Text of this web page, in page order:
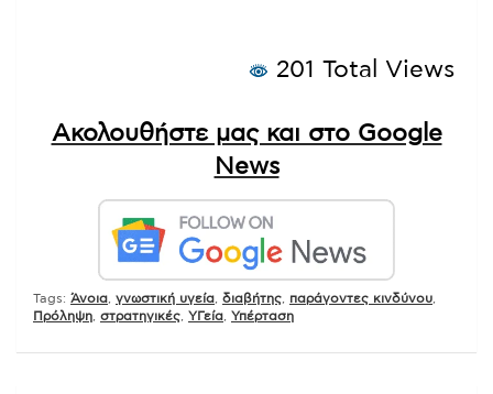
201 Total Views
Ακολουθήστε μας και στο Google
News
Tags: Άνοια γνωστική υγεία διαβήτης παράγοντες κινδύνου
Πρόληψη στρατηγικές ΥΓεία Υπέρταση